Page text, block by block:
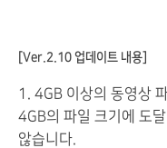
[Ver.2.10 업데이트 내용]
1. 4GB 이상의 동영상
4GB의 파일 크기에 도
않습니다.